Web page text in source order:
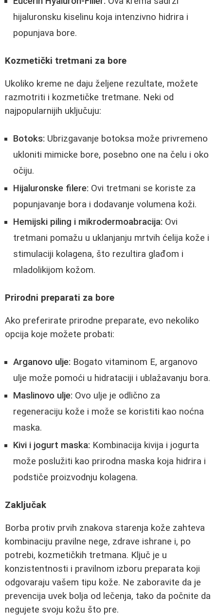
hijaluronsku kiselinu koja intenzivno hidrira i
popunjava bore.
Kozmetički tretmani za bore
Ukoliko kreme ne daju željene rezultate, možete
razmotriti i kozmetičke tretmane. Neki od
najpopularnijih uključuju:
Botoks: Ubrizgavanje botoksa može privremeno
ukloniti mimicke bore, posebno one na čelu i oko
očiju.
Hijaluronske filere: Ovi tretmani se koriste za
popunjavanje bora i dodavanje volumena koži.
Hemijski piling i mikrodermoabracija: Ovi
tretmani pomažu u uklanjanju mrtvih ćelija kože i
stimulaciji kolagena, što rezultira glađom i
mladolikijom kožom.
Prirodni preparati za bore
Ako preferirate prirodne preparate, evo nekoliko
opcija koje možete probati:
Arganovo ulje: Bogato vitaminom E, arganovo
ulje može pomoći u hidrataciji i ublažavanju bora.
Maslinovo ulje: Ovo ulje je odlično za
regeneraciju kože i može se koristiti kao noćna
maska.
Kivi i jogurt maska: Kombinacija kivija i jogurta
može poslužiti kao prirodna maska koja hidrira i
podstiče proizvodnju kolagena.
Zaključak
Borba protiv prvih znakova starenja kože zahteva
kombinaciju pravilne nege, zdrave ishrane i, po
potrebi, kozmetičkih tretmana. Ključ je u
konzistentnosti i pravilnom izboru preparata koji
odgovaraju vašem tipu kože. Ne zaboravite da je
prevencija uvek bolja od lečenja, tako da počnite da
negujete svoju kožu što pre.